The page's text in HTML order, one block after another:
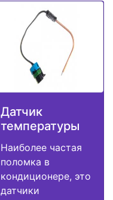
Датчик
температуры
Наиболее частая
поломка в
кондиционере, это
датчики